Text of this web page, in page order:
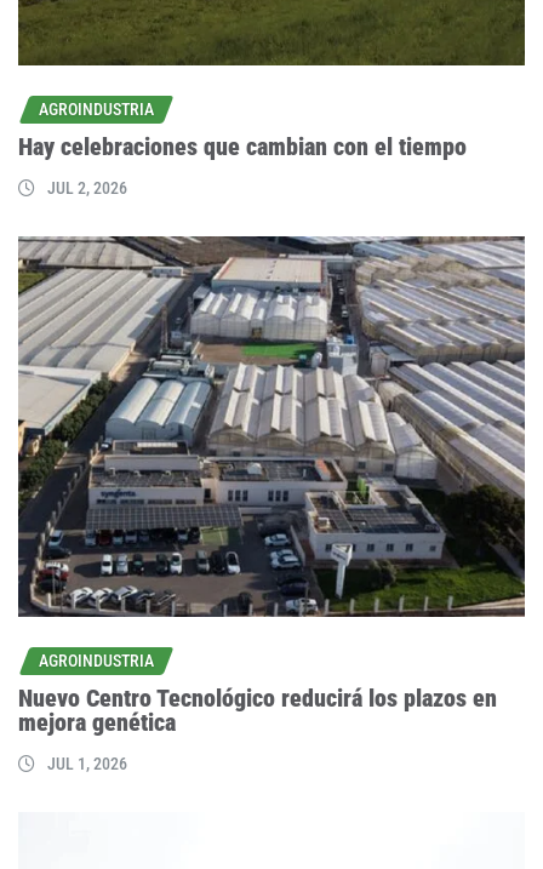
AGROINDUSTRIA
Hay celebraciones que cambian con el tiempo
JUL 2, 2026
AGROINDUSTRIA
Nuevo Centro Tecnológico reducirá los plazos en
mejora genética
JUL 1, 2026